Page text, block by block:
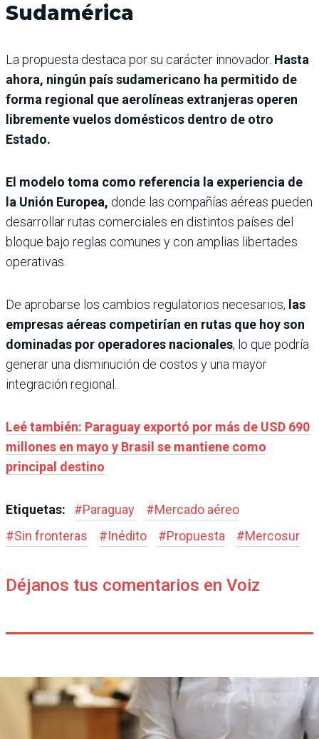
Sudamérica
La propuesta destaca por su carácter innovador. Hasta
ahora, ningún país sudamericano ha permitido de
forma regional que aerolíneas extranjeras operen
libremente vuelos domésticos dentro de otro
Estado.
El modelo toma como referencia la experiencia de
la Unión Europea, donde las compañías aéreas pueden
desarrollar rutas comerciales en distintos países del
bloque bajo reglas comunes y con amplias libertades
operativas.
De aprobarse los cambios regulatorios necesarios, las
empresas aéreas competirían en rutas que hoy son
dominadas por operadores nacionales, lo que podría
generar una disminución de costos y una mayor
integración regional.
Leé también: Paraguay exportó por más de USD 690
millones en mayo y Brasil se mantiene como
principal destino
Etiquetas: #Paraguay #Mercado aéreo
#Sin fronteras #Inédito #Propuesta #Mercosur
Déjanos tus comentarios en Voiz